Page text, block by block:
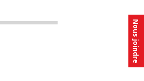
Nous joindre